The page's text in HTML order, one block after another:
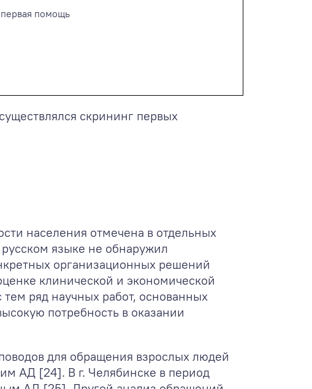
первая помощь
скрининг первых
населения отмечена в отдельных
языке не обнаружил
организационных решений
клинической и экономической
ряд научных работ, основанных
потребность в оказании
для обращения взрослых людей
АД [24]. В г. Челябинске в период